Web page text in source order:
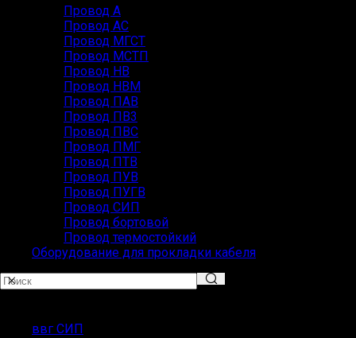
Провод А
Провод АС
Провод МГСТ
Провод МСТП
Провод НВ
Провод НВМ
Провод ПАВ
Провод ПВ3
Провод ПВС
Провод ПМГ
Провод ПТВ
Провод ПУВ
Провод ПУГВ
Провод СИП
Провод бортовой
Провод термостойкий
Оборудование для прокладки кабеля
ввг СИП